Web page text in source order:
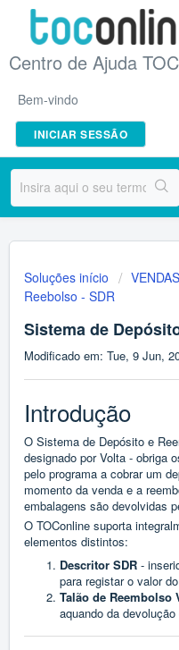
Centro de Ajuda
Bem-vindo
INICIAR SESSÃO
Soluções início VENDAS
Reebolso - SDR
Sistema de
Modificado em: Tue, 9 Jun,
Introdução
O Sistema de Depósito e
designado por Volta - obriga
pelo programa a cobrar um
momento da venda e a
embalagens são devolvidas
O TOConline suporta
elementos distintos:
Descritor SDR -
para registar o valor
Talão de Reembolso
aquando da